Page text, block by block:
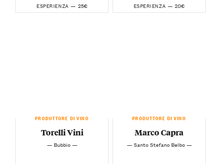
ESPERIENZA — 25€ ESPERIENZA — 20€
PRODUTTORE DI VINO
Torelli Vini
— Bubbio —
PRODUTTORE DI VINO
Marco Capra
— Santo Stefano Belbo —